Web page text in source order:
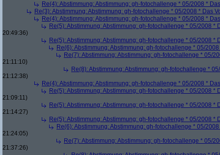
Re(4): Abstimmung: Abstimmung: gh-fotochallenge * 05/2008 *
Re(3): Abstimmung: Abstimmung: gh-fotochallenge * 05/2008 * Das
Re(4): Abstimmung: Abstimmung: gh-fotochallenge * 05/2008 *
Re(5): Abstimmung: Abstimmung: gh-fotochallenge * 05/2008 *
20:49:36)
Re(5): Abstimmung: Abstimmung: gh-fotochallenge * 05/2008 *
Re(6): Abstimmung: Abstimmung: gh-fotochallenge * 05/
Re(7): Abstimmung: Abstimmung: gh-fotochallenge * 05/
21:11:10)
Re(8): Abstimmung: Abstimmung: gh-fotochallenge *
21:12:38)
Re(4): Abstimmung: Abstimmung: gh-fotochallenge * 05/2008 *
Re(5): Abstimmung: Abstimmung: gh-fotochallenge * 05/2008 *
21:09:11)
Re(5): Abstimmung: Abstimmung: gh-fotochallenge * 05/2008 *
21:14:27)
Re(5): Abstimmung: Abstimmung: gh-fotochallenge * 05/2008 *
Re(6): Abstimmung: Abstimmung: gh-fotochallenge * 05/
21:24:05)
Re(7): Abstimmung: Abstimmung: gh-fotochallenge * 05/
21:37:26)